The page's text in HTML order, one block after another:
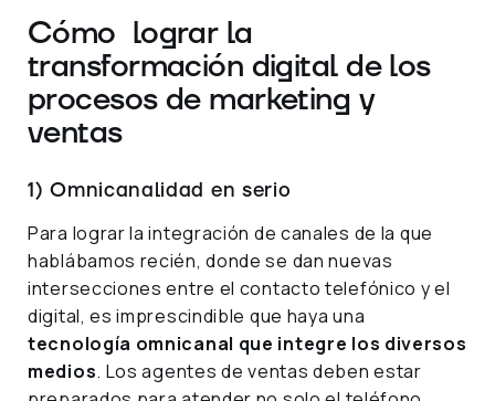
Cómo lograr la
transformación digital de los
procesos de marketing y
ventas
1) Omnicanalidad en serio
Para lograr la integración de canales de la que
hablábamos recién, donde se dan nuevas
intersecciones entre el contacto telefónico y el
digital, es imprescindible que haya una
tecnología omnicanal que integre los diversos
medios. Los agentes de ventas deben estar